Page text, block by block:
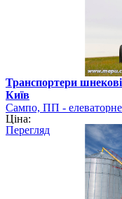
Транспортери
Київ
Сампо, ПП -
Ціна:
Перегляд